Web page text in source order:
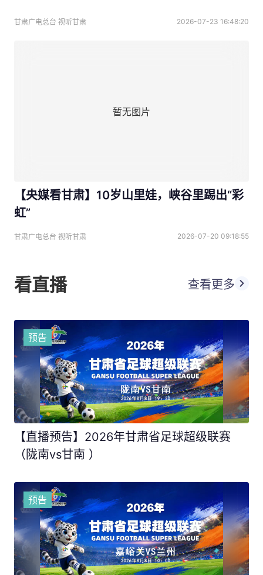
甘肃广电总台 视听甘肃 2026-07-23 16:48:20
暂无图片
【央媒看甘肃】10岁山里娃，峡谷里踢出“彩
虹”
甘肃广电总台 视听甘肃 2026-07-20 09:18:55
看直播 查看更多
预告
【直播预告】2026年甘肃省足球超级联赛
（陇南vs甘南 ）
预告